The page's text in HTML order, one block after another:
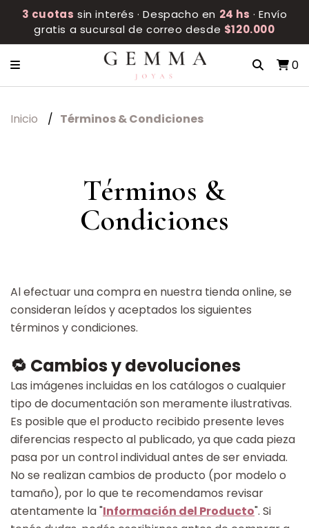
3 cuotas sin interés · Despacho en 24 hs · Envío
gratis a sucursal de correo desde $120.000
0
Inicio Términos & Condiciones
Términos &
Condiciones
Al efectuar una compra en nuestra tienda online, se
consideran leídos y aceptados los siguientes
términos y condiciones.
🔁 Cambios y devoluciones
Las imágenes incluidas en los catálogos o cualquier
tipo de documentación son meramente ilustrativas.
Es posible que el producto recibido presente leves
diferencias respecto al publicado, ya que cada pieza
pasa por un control individual antes de ser enviada.
No se realizan cambios de producto (por modelo o
tamaño), por lo que te recomendamos revisar
atentamente la "Información del Producto". Si